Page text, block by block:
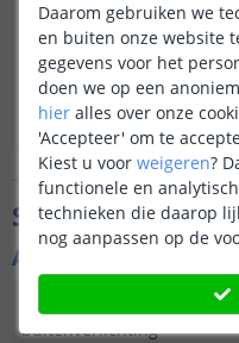
OP VOORRAAD 89,
IN WINKELWAGEN
Specificaties
Algemene kenmerken
buitenverlichting
Daarom gebruiken we
en buiten onze website
gegevens voor het
doen we op een
hier alles over onze
'Accepteer' om te
Kiest u voor weigeren?
functionele en
technieken die daarop
nog aanpassen op de